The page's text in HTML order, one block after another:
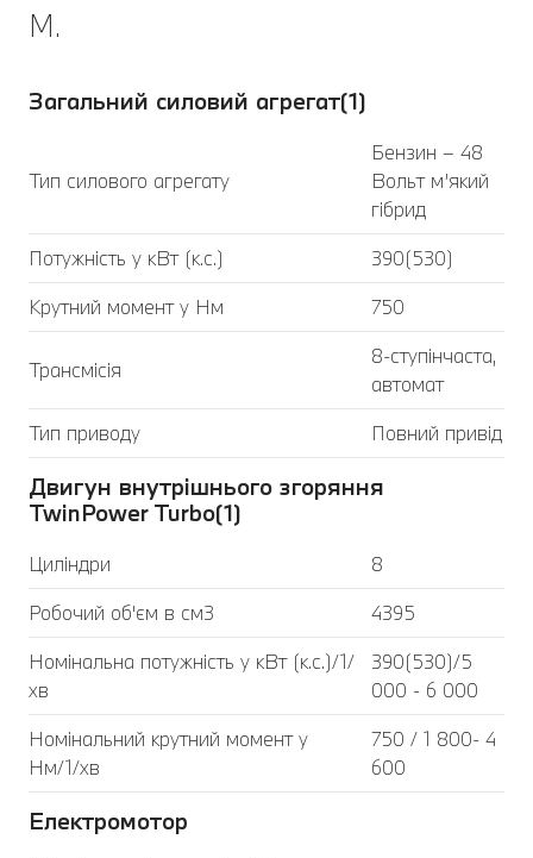
M.
Загальний силовий агрегат(1)
Тип силового агрегату
Бензин – 48
Вольт м’який
гібрид
Потужність у кВт (к.с.)
390(530)
Крутний момент у Нм
750
Трансмісія
8-ступінчаста,
автомат
Тип приводу
Повний привід
Двигун внутрішнього згоряння
TwinPower Turbo(1)
Циліндри
8
Робочий об'єм в см3
4395
Номінальна потужність у кВт (к.с.)/1/
хв
390(530)/5
000 - 6 000
Номінальний крутний момент у
Нм/1/хв
750 / 1 800- 4
600
Електромотор